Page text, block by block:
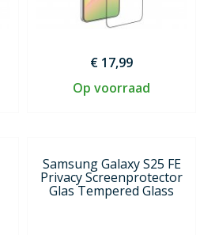
€ 17,99
Op voorraad
Samsung Galaxy S25 FE
Privacy Screenprotector
Glas Tempered Glass